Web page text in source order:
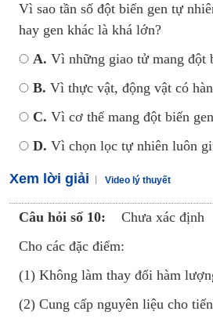
Vì sao tần số đột biến gen tự
hay gen khác là khá lớn?
A. Vì những giao tử mang đột
B. Vì thực vật, động vật có
C. Vì cơ thể mang đột biến
D. Vì chọn lọc tự nhiên luôn
Xem lời giải Video lý thuyết
Câu hỏi số 10:
Chưa xác định
Cho các đặc điểm:
(1) Không làm thay đổi hàm
(2) Cung cấp nguyên liệu cho